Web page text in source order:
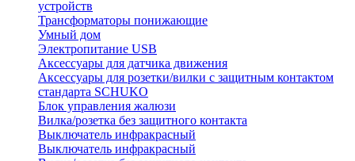
устройств
Трансформаторы понижающие
Умный дом
Электропитание USB
Аксессуары для датчика движения
Аксессуары для розетки/вилки с защитным контактом
стандарта SCHUKO
Блок управления жалюзи
Вилка/розетка без защитного контакта
Выключатель инфракрасный
Выключатель инфракрасный